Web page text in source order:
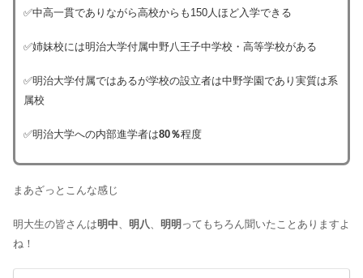
✅中高一貫でありながら高校からも150人ほど入学できる
✅姉妹校には明治大学付属中野八王子中学校・高等学校がある
✅明治大学付属ではあるが学校の設立者は中野学園であり実質は系
属校
✅明治大学への内部進学者は80％程度
まあざっとこんな感じ
明大生の皆さんは明中 明八 明明 ってもちろん聞いたことありますよ
ね！